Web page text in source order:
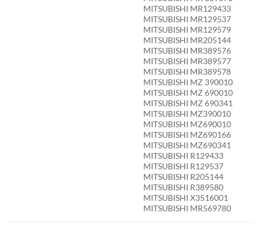
MITSUBISHI MR129433
MITSUBISHI MR129537
MITSUBISHI MR129579
MITSUBISHI MR205144
MITSUBISHI MR389576
MITSUBISHI MR389577
MITSUBISHI MR389578
MITSUBISHI MZ 390010
MITSUBISHI MZ 690010
MITSUBISHI MZ 690341
MITSUBISHI MZ390010
MITSUBISHI MZ690010
MITSUBISHI MZ690166
MITSUBISHI MZ690341
MITSUBISHI R129433
MITSUBISHI R129537
MITSUBISHI R205144
MITSUBISHI R389580
MITSUBISHI X3516001
MITSUBISHI MR569780